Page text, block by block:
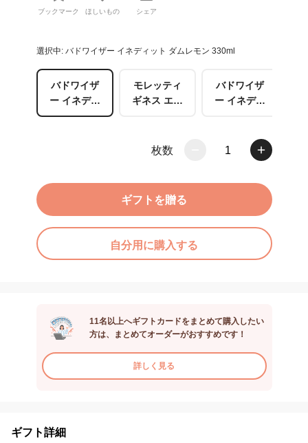
ブックマーク ほしいもの シェア
選択中: バドワイザー イネディット ダムレモン 330ml
バドワイザ
ー イネディ
ット ダムレ
モレッティ
ギネス エク
モン 330ml
バドワイザ
ー イネディ
枚数 1
ギフトを贈る
自分用に購入する
11名以上へギフトカードをまとめて購入したい
方は、まとめてオーダーがおすすめです！
詳しく見る
ギフト詳細